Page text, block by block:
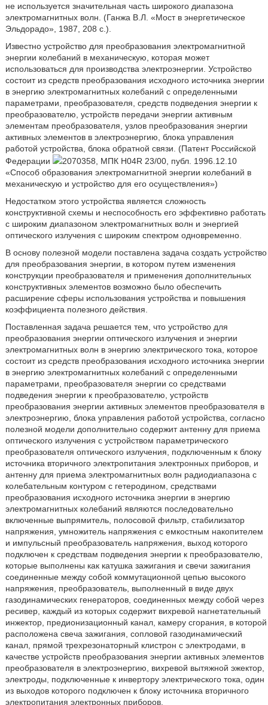
не используется значительная часть широкого диапазона
электромагнитных волн. (Ганжа В.Л. «Мост в энергетическое
Эльдорадо», 1987, 208 с.).
Известно устройство для преобразования электромагнитной
энергии колебаний в механическую, которая может
использоваться для производства электроэнергии. Устройство
состоит из средств преобразования исходного источника энергии
в энергию электромагнитных колебаний с определенными
параметрами, преобразователя, средств подведения энергии к
преобразователю, устройств передачи энергии активным
элементам преобразователя, узлов преобразования энергии
активных элементов в электроэнергию, блока управления
работой устройства, блока обратной связи. (Патент Российской
Федерации
2070358, МПК H04R 23/00, публ. 1996.12.10
«Способ образования электромагнитной энергии колебаний в
механическую и устройство для его осуществления»)
Недостатком этого устройства является сложность
конструктивной схемы и неспособность его эффективно работать
с широким диапазоном электромагнитных волн и энергией
оптического излучения с широким спектром одновременно.
В основу полезной модели поставлена задача создать устройство
для преобразования энергии, в котором путем изменения
конструкции преобразователя и применения дополнительных
конструктивных элементов возможно было обеспечить
расширение сферы использования устройства и повышения
коэффициента полезного действия.
Поставленная задача решается тем, что устройство для
преобразования энергии оптического излучения и энергии
электромагнитных волн в энергию электрического тока, которое
состоит из средств преобразования исходного источника энергии
в энергию электромагнитных колебаний с определенными
параметрами, преобразователя энергии со средствами
подведения энергии к преобразователю, устройств
преобразования энергии активных элементов преобразователя в
электроэнергию, блока управления работой устройства, согласно
полезной модели дополнительно содержит антенну для приема
оптического излучения с устройством параметрического
преобразователя оптического излучения, подключенным к блоку
источника вторичного электропитания электронных приборов, и
антенну для приема электромагнитных волн радиодиапазона с
колебательным контуром с гетеродином, средствами
преобразования исходного источника энергии в энергию
электромагнитных колебаний являются последовательно
включенные выпрямитель, полосовой фильтр, стабилизатор
напряжения, умножитель напряжения с емкостным накопителем
и импульсный преобразователь напряжения, выход которого
подключен к средствам подведения энергии к преобразователю,
которые выполнены как катушка зажигания и свечи зажигания
соединенные между собой коммутационной цепью высокого
напряжения, преобразователь, выполненный в виде двух
газодинамических генераторов, соединенных между собой через
ресивер, каждый из которых содержит вихревой нагнетательный
инжектор, предионизационный канал, камеру сгорания, в которой
расположена свеча зажигания, сопловой газодинамический
канал, прямой трехрезонаторный клистрон с электродами, в
качестве устройств преобразования энергии активных элементов
преобразователя в электроэнергию, вихревой вытяжной эжектор,
электроды, подключенные к инвертору электрического тока, один
из выходов которого подключен к блоку источника вторичного
электропитания электронных приборов.